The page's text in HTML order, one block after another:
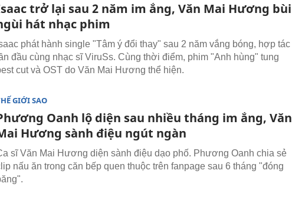
trở lại sau 2 năm im ắng, Văn Mai Hương bùi
hát nhạc phim
phát hành single "Tâm ý đổi thay" sau 2 năm vắng bóng, hợp tác
đầu cùng nhạc sĩ ViruSs. Cùng thời điểm, phim "Anh hùng" tung
cut và OST do Văn Mai Hương thể hiện.
GIỚI SAO
Oanh lộ diện sau nhiều tháng im ắng, Văn
Hương sành điệu ngút ngàn
sĩ Văn Mai Hương diện sành điệu dạo phố. Phương Oanh chia sẻ
nấu ăn trong căn bếp quen thuộc trên fanpage sau 6 tháng "đóng